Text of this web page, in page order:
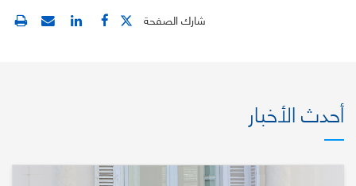
شارك الصفحة
أحدث الأخبار